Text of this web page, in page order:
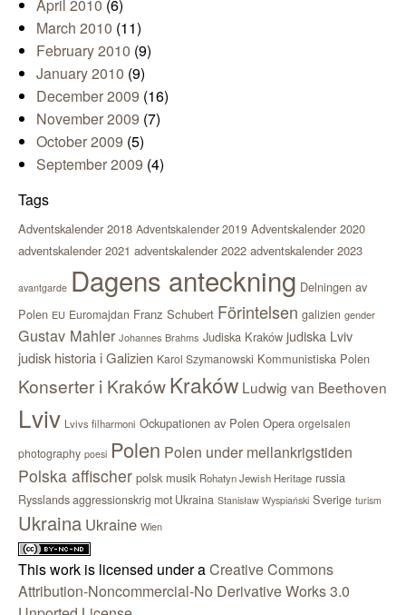
April 2010 (6)
March 2010 (11)
February 2010 (9)
January 2010 (9)
December 2009 (16)
November 2009 (7)
October 2009 (5)
September 2009 (4)
Tags
Adventskalender 2018 Adventskalender 2019 Adventskalender 2020
adventskalender 2021 adventskalender 2022 adventskalender 2023
avantgarde Dagens anteckning Delningen av
Polen EU Euromajdan Franz Schubert Förintelsen galizien gender
Gustav Mahler Johannes Brahms Judiska Kraków judiska Lviv
judisk historia i Galizien Karol Szymanowski Kommunistiska Polen
Konserter i KrakówKraków Ludwig van Beethoven
Lviv Lvivs filharmoni Ockupationen av Polen Opera orgelsalen
photography poesi Polen Polen under mellankrigstiden
Polska affischer polsk musik Rohatyn Jewish Heritage russia
Rysslands aggressionskrig mot Ukraina Stanisław Wyspiański Sverige turism
Ukraina Ukraine Wien
This work is licensed under aCreative Commons
Attribution-Noncommercial-No Derivative Works 3.0